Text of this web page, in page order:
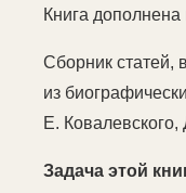
Книга
Сборник статей,
из
Е.
Задача этой